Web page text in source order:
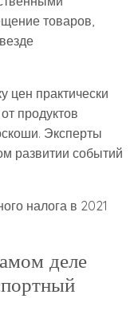
товаров,
цен практически
продуктов
Эксперты
развитии событий
налога в 2021
деле